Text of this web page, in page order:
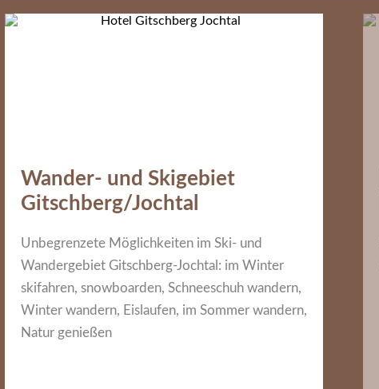
Wander- und Skigebiet
Gitschberg/Jochtal
Unbegrenzete Möglichkeiten im Ski- und
Wandergebiet Gitschberg-Jochtal: im Winter
skifahren, snowboarden, Schneeschuh wandern,
Winter wandern, Eislaufen, im Sommer wandern,
Natur genießen